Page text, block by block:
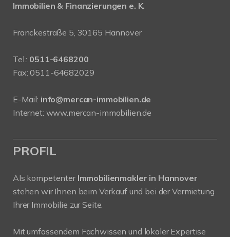
Immobilien & Finanzierungen e. K.
Franckestraße 5, 30165 Hannover
Tel.: 0511-6468200
Fax: 0511-64682029
E-Mail: info@mercan-immobilien.de
Internet: www.mercan-immobilien.de
PROFIL
Als kompetenter Immobilienmakler in Hannover
stehen wir Ihnen beim Verkauf und bei der Vermietung
Ihrer Immobilie zur Seite.
Mit umfassendem Fachwissen und lokaler Expertise